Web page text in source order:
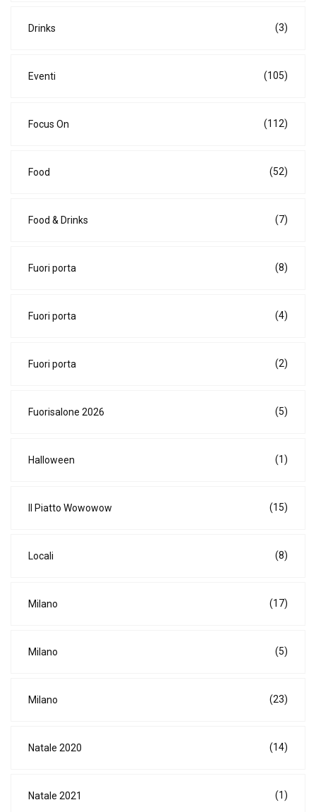
Drinks (3)
Eventi (105)
Focus On (112)
Food (52)
Food & Drinks (7)
Fuori porta (8)
Fuori porta (4)
Fuori porta (2)
Fuorisalone 2026 (5)
Halloween (1)
Il Piatto Wowowow (15)
Locali (8)
Milano (17)
Milano (5)
Milano (23)
Natale 2020 (14)
Natale 2021 (1)